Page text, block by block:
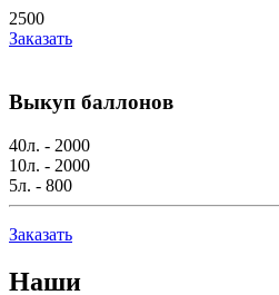
2500
Заказать
Выкуп баллонов
40л. - 2000
10л. - 2000
5л. - 800
Заказать
Наши